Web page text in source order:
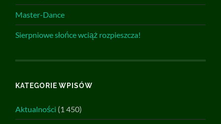
Master-Dance
Sierpniowe słońce wciąż rozpieszcza!
KATEGORIE WPISÓW
Aktualności (1 450)